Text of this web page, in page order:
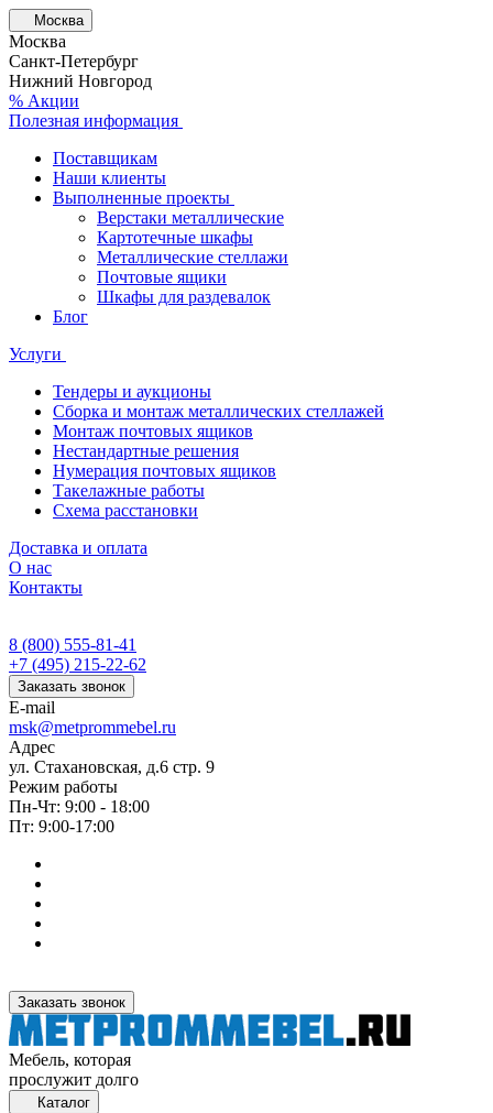
Москва
Москва
Санкт-Петербург
Нижний Новгород
% Акции
Полезная информация
Поставщикам
Наши клиенты
Выполненные проекты
Верстаки металлические
Картотечные шкафы
Металлические стеллажи
Почтовые ящики
Шкафы для раздевалок
Блог
Услуги
Тендеры и аукционы
Сборка и монтаж металлических стеллажей
Монтаж почтовых ящиков
Нестандартные решения
Нумерация почтовых ящиков
Такелажные работы
Схема расстановки
Доставка и оплата
О нас
Контакты
8 (800) 555-81-41
+7 (495) 215-22-62
Заказать звонок
E-mail
msk@metprommebel.ru
Адрес
ул. Стахановская, д.6 стр. 9
Режим работы
Пн-Чт: 9:00 - 18:00
Пт: 9:00-17:00
Заказать звонок
Мебель, которая
прослужит долго
Каталог